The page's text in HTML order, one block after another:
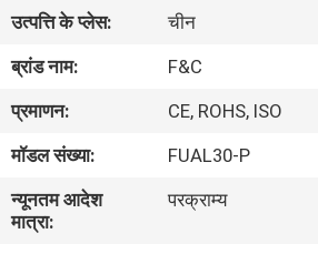
हमारे
बारे
में
कारखाना
भ्रमण
उत्पत्ति के प्लेस:
चीन
ब्रांड नाम:
F&C
प्रमाणन:
CE, ROHS, ISO
मॉडल संख्या:
FUAL30-P
न्यूनतम आदेश
मात्रा:
परक्राम्य